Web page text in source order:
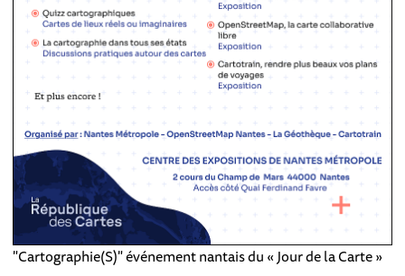
"Cartographie(S)" événement nantais du « Jour de la Carte »